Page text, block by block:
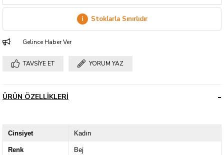
i Stoklarla Sınırlıdır
Gelince Haber Ver
TAVSIYE ET YORUM YAZ
ÜRÜN ÖZELLIKLERI
Cinsiyet Kadın
Renk Bej